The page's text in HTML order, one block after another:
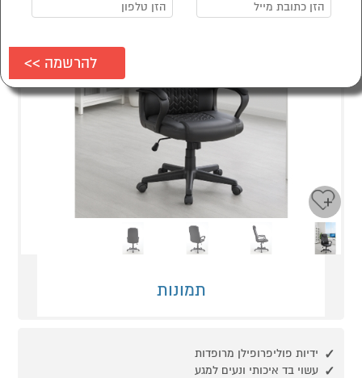
תמונות
ידיות פוליפרופילן מרופדות
עשוי בד איכותי ונעים למגע